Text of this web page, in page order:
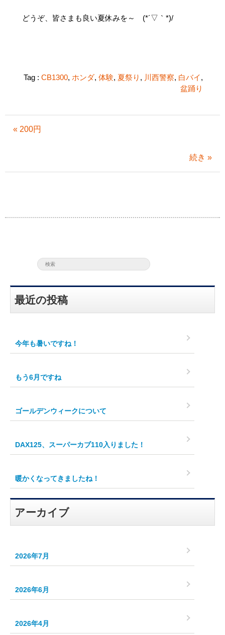
どうぞ、皆さまも良い夏休みを～ (*´▽｀*)/
Tag : CB1300, ホンダ, 体験, 夏祭り , 川西警察, 白バイ,
盆踊り
« 200円
続き »
最近の投稿
今年も暑いですね！
もう6月ですね
ゴールデンウィークについて
DAX125、スーパーカブ110入りました！
暖かくなってきましたね！
アーカイブ
2026年7月
2026年6月
2026年4月